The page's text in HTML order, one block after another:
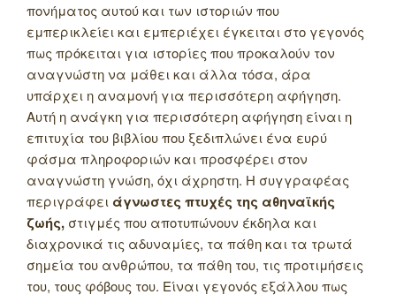
πονήματος αυτού και των ιστοριών που
εμπερικλείει και εμπεριέχει έγκειται στο γεγονός
πως πρόκειται για ιστορίες που προκαλούν τον
αναγνώστη να μάθει και άλλα τόσα, άρα
υπάρχει η αναμονή για περισσότερη αφήγηση.
Αυτή η ανάγκη για περισσότερη αφήγηση είναι η
επιτυχία του βιβλίου που ξεδιπλώνει ένα ευρύ
φάσμα πληροφοριών και προσφέρει στον
αναγνώστη γνώση, όχι άχρηστη. Η συγγραφέας
περιγράφει άγνωστες πτυχές της αθηναϊκής
ζωής, στιγμές που αποτυπώνουν έκδηλα και
διαχρονικά τις αδυναμίες, τα πάθη και τα τρωτά
σημεία του ανθρώπου, τα πάθη του, τις προτιμήσεις
του, τους φόβους του. Είναι γεγονός εξάλλου πως